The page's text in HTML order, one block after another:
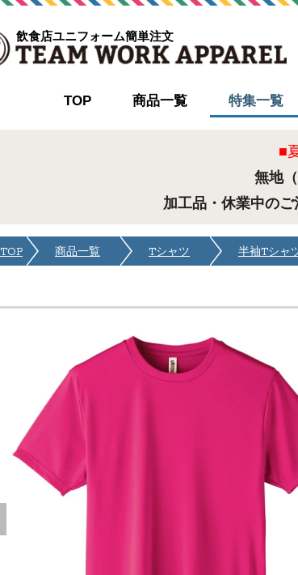
飲食店ユニフォーム簡単注文
TOP 商品一覧 特集一覧
■
無地
加工品・休業中の
TOP 商品一覧 Tシャツ 半袖Tシャ